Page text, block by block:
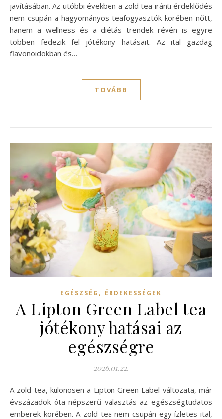
javításában. Az utóbbi években a zöld tea iránti érdeklődés
nem csupán a hagyományos teafogyasztók körében nőtt,
hanem a wellness és a diétás trendek révén is egyre
többen fedezik fel jótékony hatásait. Az ital gazdag
flavonoidokban és…
TOVÁBB
EGÉSZSÉG , ÉRDEKESSÉGEK
A Lipton Green Label tea
jótékony hatásai az
egészségre
2026.01.22.
A zöld tea, különösen a Lipton Green Label változata, már
évszázadok óta népszerű választás az egészségtudatos
emberek körében. A zöld tea nem csupán egy ízletes ital,